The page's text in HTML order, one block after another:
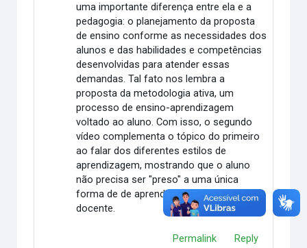
uma importante diferença entre ela e a
pedagogia: o planejamento da proposta
de ensino conforme as necessidades dos
alunos e das habilidades e competências
desenvolvidas para atender essas
demandas. Tal fato nos lembra a
proposta da metodologia ativa, um
processo de ensino-aprendizagem
voltado ao aluno. Com isso, o segundo
vídeo complementa o tópico do primeiro
ao falar dos diferentes estilos de
aprendizagem, mostrando que o aluno
não precisa ser "preso" a uma única
forma de de aprendizagem imposta pelo
docente.
Permalink Reply